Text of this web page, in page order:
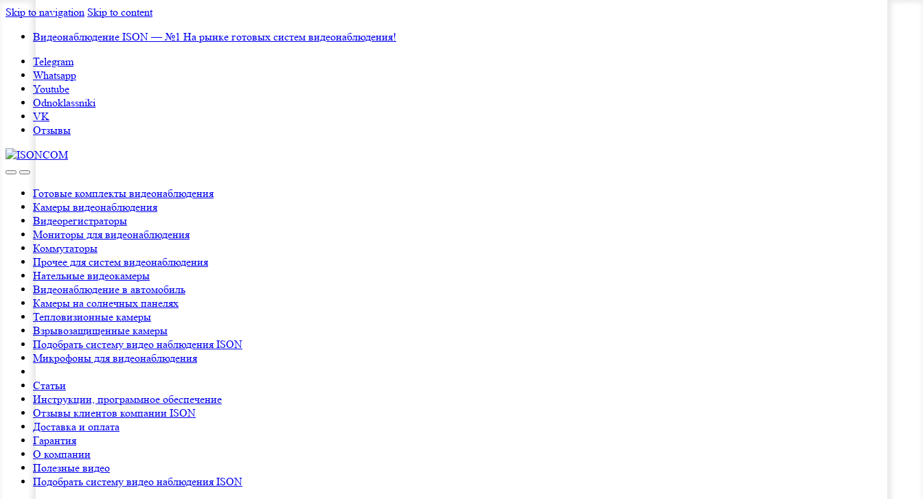
Skip to navigation Skip to content
Видеонаблюдение ISON — №1 На рынке готовых систем видеонаблюдения!
Telegram
Whatsapp
Youtube
Odnoklassniki
VK
Отзывы
Готовые комплекты видеонаблюдения
Камеры видеонаблюдения
Видеорегистраторы
Мониторы для видеонаблюдения
Коммутаторы
Прочее для систем видеонаблюдения
Нательные видеокамеры
Видеонаблюдение в автомобиль
Камеры на солнечных панелях
Тепловизионные камеры
Взрывозащищенные камеры
Подобрать систему видео наблюдения ISON
Микрофоны для видеонаблюдения
Статьи
Инструкции, программное обеспечение
Отзывы клиентов компании ISON
Доставка и оплата
Гарантия
О компании
Полезные видео
Подобрать систему видео наблюдения ISON